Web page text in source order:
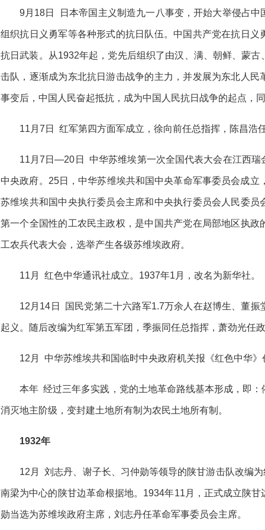
9月18日 日本帝国主义制造九一八事变，开始大举侵占
组织抗日义勇军等各种形式的抗日队伍。中国共产党在抗日
抗日武装。从1932年起，党先后组织了由汉、满、朝鲜、蒙
击队，逐渐成为东北抗日游击战争的主力，并发展为东北人
事变后，中国人民奋起抵抗，成为中国人民抗日战争的起点，
11月7日 红军第四方面军成立，徐向前任总指挥，陈昌浩
11月7日—20日 中华苏维埃第一次全国代表大会在江西瑞
中央政府。25日，中华苏维埃共和国中央革命军事委员会成
苏维埃共和国中央执行委员会主席和中央执行委员会人民委
第一个全国性的工农民主政权，是中国共产党在局部地区执
工农兵代表大会，选举产生各级苏维埃政府。
11月 红色中华通讯社成立。1937年1月，改名为新华社。
12月14日 国民党第二十六路军1.7万余人在赵博生、董
起义。随后改编为红军第五军团，季振同任总指挥，萧劲光任
12月 中华苏维埃共和国临时中央政府机关报《红色中华》
本年 经过三年多实践，党的土地革命路线基本形成，即
消灭地主阶级，变封建土地所有制为农民土地所有制。
1932年
12月 刘志丹、谢子长、习仲勋等领导的陕甘游击队改编
南梁为中心的陕甘边革命根据地。1934年11月，正式成立陕
勋当选为苏维埃政府主席，刘志丹任革命军事委员会主席。